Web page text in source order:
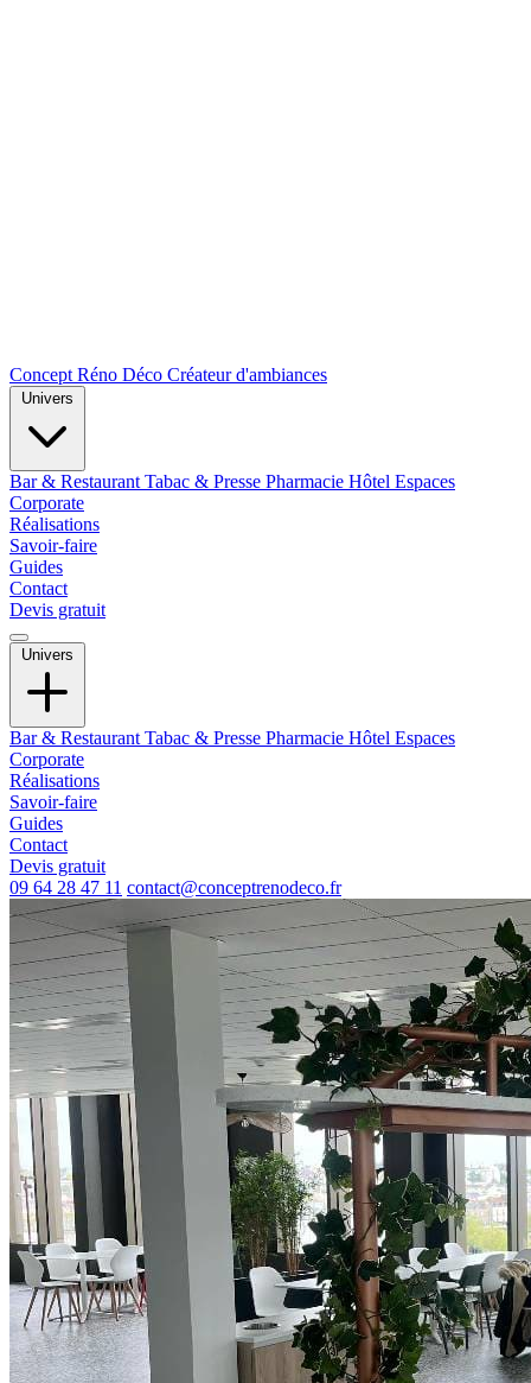
Concept Réno Déco Créateur d'ambiances
Bar & Restaurant Tabac & Presse Pharmacie Hôtel Espaces
Corporate
Réalisations
Savoir-faire
Guides
Contact
Devis gratuit
Univers
Bar & Restaurant Tabac & Presse Pharmacie Hôtel Espaces
Corporate
Réalisations
Savoir-faire
Guides
Contact
Devis gratuit
09 64 28 47 11 contact@conceptrenodeco.fr